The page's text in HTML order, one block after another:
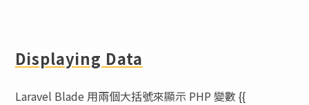
Displaying Data
Laravel Blade 用兩個大括號來顯示 PHP 變數 {{